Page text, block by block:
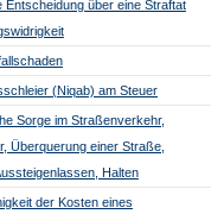
Entscheidung über eine Straftat
(Niqab) am Steuer
Sorge im Straßenverkehr,
Überquerung einer Straße,
Halten
der Kosten eines